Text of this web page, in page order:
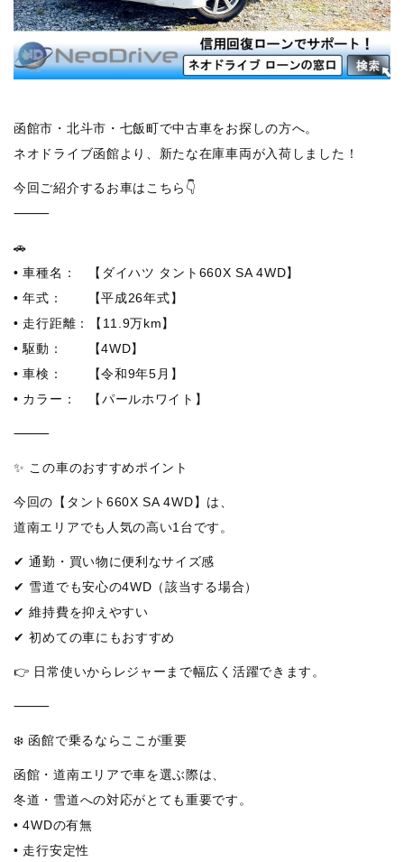
函館市・北斗市・七飯町で中古車をお探しの方へ。
ネオドライブ函館より、新たな在庫車両が入荷しました！
今回ご紹介するお車はこちら👇
⸻
🚗
• 車種名： 【ダイハツ タント660X SA 4WD】
• 年式： 【平成26年式】
• 走行距離：【11.9万km】
• 駆動： 【4WD】
• 車検： 【令和9年5月】
• カラー： 【パールホワイト】
⸻
✨ この車のおすすめポイント
今回の【タント660X SA 4WD】は、
道南エリアでも人気の高い1台です。
✔ 通勤・買い物に便利なサイズ感
✔ 雪道でも安心の4WD（該当する場合）
✔ 維持費を抑えやすい
✔ 初めての車にもおすすめ
👉 日常使いからレジャーまで幅広く活躍できます。
⸻
❄️ 函館で乗るならここが重要
函館・道南エリアで車を選ぶ際は、
冬道・雪道への対応がとても重要です。
• 4WDの有無
• 走行安定性